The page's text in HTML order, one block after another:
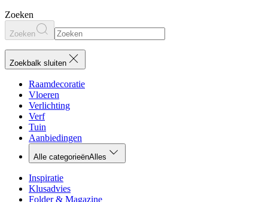
Zoeken
Zoeken
Zoekbalk sluiten
Raamdecoratie
Vloeren
Verlichting
Verf
Tuin
Aanbiedingen
Alle categorieënAlles
Inspiratie
Klusadvies
Folder & Magazine